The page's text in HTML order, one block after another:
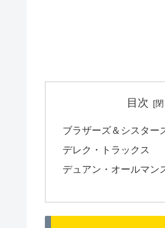
目次
ブラザーズ＆シスター
デレク・トラックス
デュアン・オールマン